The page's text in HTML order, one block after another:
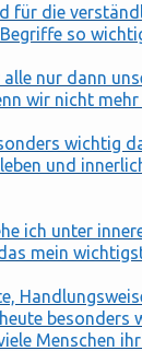
für die
so
nur dann
wir nicht
wichtig
und
ich unter
mein
besonders
Menschen